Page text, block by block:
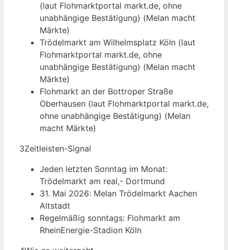
(laut Flohmarktportal markt.de, ohne
unabhängige Bestätigung) (Melan macht
Märkte)
Trödelmarkt am Wilhelmsplatz Köln (laut
Flohmarktportal markt.de, ohne
unabhängige Bestätigung) (Melan macht
Märkte)
Flohmarkt an der Bottroper Straße
Oberhausen (laut Flohmarktportal markt.de,
ohne unabhängige Bestätigung) (Melan
macht Märkte)
3Zeitleisten-Signal
Jeden letzten Sonntag im Monat:
Trödelmarkt am real,- Dortmund
31. Mai 2026: Melan Trödelmarkt Aachen
Altstadt
Regelmäßig sonntags: Flohmarkt am
RheinEnergie-Stadion Köln